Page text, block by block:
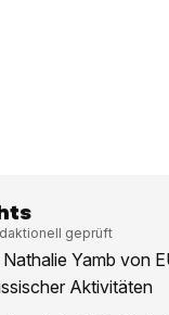
geprüft
Yamb von
Aktivitäten